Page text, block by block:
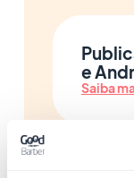
e
Saiba